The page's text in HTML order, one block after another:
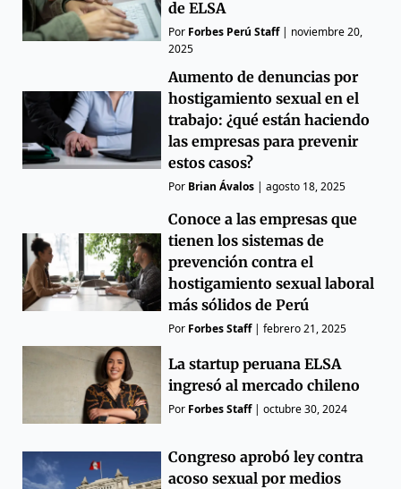
de ELSA
Por Forbes Perú Staff| noviembre 20,
2025
Aumento de denuncias por
hostigamiento sexual en el
trabajo: ¿qué están haciendo
las empresas para prevenir
estos casos?
Por Brian Ávalos |agosto 18, 2025
Conoce a las empresas que
tienen los sistemas de
prevención contra el
hostigamiento sexual laboral
más sólidos de Perú
Por Forbes Staff|febrero 21, 2025
La startup peruana ELSA
ingresó al mercado chileno
Por Forbes Staff|octubre 30, 2024
Congreso aprobó ley contra
acoso sexual por medios